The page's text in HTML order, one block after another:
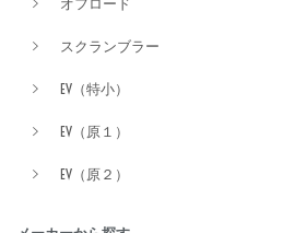
スクランブラー
EV（特小）
EV（原１）
EV（原２）